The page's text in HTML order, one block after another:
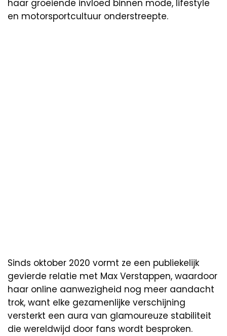
haar groeiende invloed binnen mode, lifestyle
en motorsportcultuur onderstreepte.
Sinds oktober 2020 vormt ze een publiekelijk
gevierde relatie met Max Verstappen, waardoor
haar online aanwezigheid nog meer aandacht
trok, want elke gezamenlijke verschijning
versterkt een aura van glamoureuze stabiliteit
die wereldwijd door fans wordt besproken.